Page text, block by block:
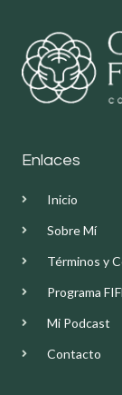
Enlaces
Inicio
Sobre Mí
Términos y
Programa
Mi Podcast
Contacto